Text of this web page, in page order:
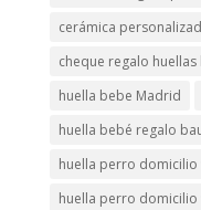
cerámica
cheque regalo huellas
huella bebe Madrid
huella bebé regalo
huella perro domicilio
huella perro domicilio